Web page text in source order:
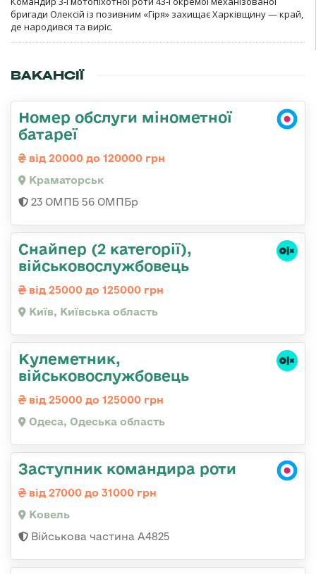
бригади Олексій із позивним «Гіря» захищає Харківщину — край,
де народився та виріс.
ВАКАНСІЇ
Номер обслуги мінометної
батареї
від 20000 до 120000 грн
Краматорськ
23 ОМПБ 56 ОМПБр
Снайпер (2 категорії),
військовослужбовець
від 25000 до 125000 грн
Київ, Київська область
Кулеметник,
військовослужбовець
від 25000 до 125000 грн
Одеса, Одеська область
Заступник командира роти
від 27000 до 31000 грн
Ковель
Військова частина А4825